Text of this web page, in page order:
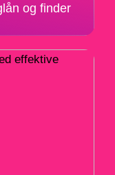
og finder